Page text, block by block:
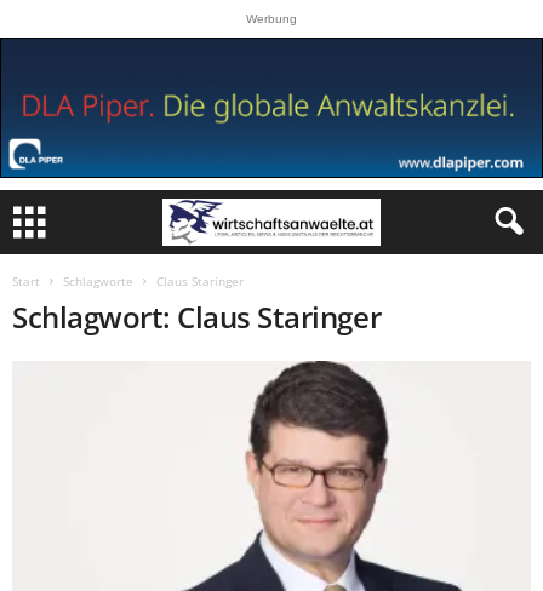
Werbung
Start Schlagworte Claus Staringer
Schlagwort: Claus Staringer